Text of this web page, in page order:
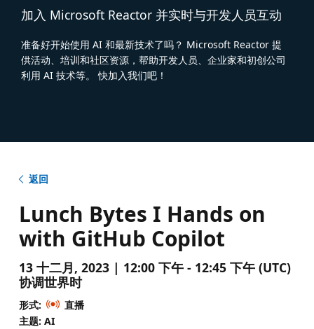
加入 Microsoft Reactor 并实时与开发人员互动
准备好开始使用 AI 和最新技术了吗？ Microsoft Reactor 提
供活动、培训和社区资源，帮助开发人员、企业家和初创公司
利用 AI 技术等。 快加入我们吧！
返回
Lunch Bytes I Hands on
with GitHub Copilot
13 十二月, 2023 | 12:00 下午 - 12:45 下午 (UTC)
协调世界时
形式:
直播
主题: AI